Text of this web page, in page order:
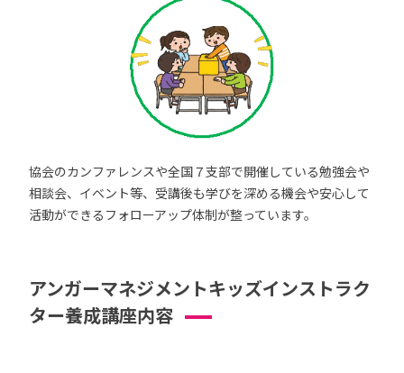
協会のカンファレンスや全国７支部で開催している勉強会や
相談会、イベント等、受講後も学びを深める機会や安心して
活動ができるフォローアップ体制が整っています。
アンガーマネジメントキッズインストラク
ター養成講座内容